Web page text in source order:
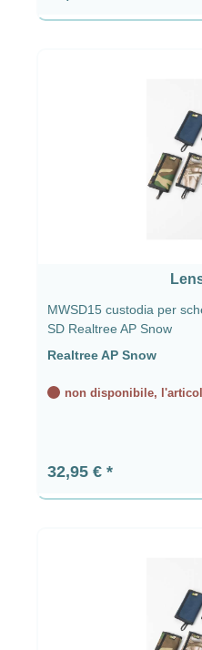
MWSD15 custodia per
SD Realtree AP Snow
Realtree AP Snow
non disponibile,
Prezzo normale:
32,95 €